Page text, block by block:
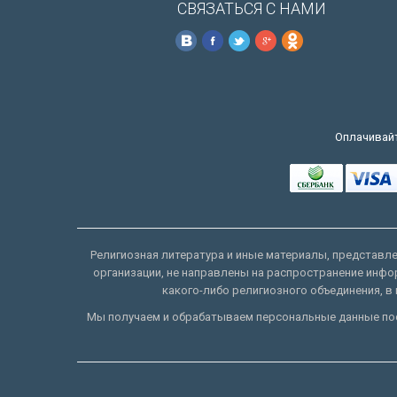
СВЯЗАТЬСЯ С НАМИ
Религиозная литература и иные материалы,
организации, не направлены на распространение
какого-либо религиозного объединения,
Мы получаем и обрабатываем персональные данные